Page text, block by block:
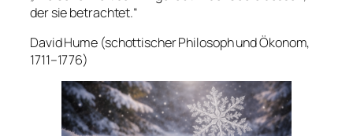
der sie betrachtet.“
David Hume (schottischer Philosoph und Ökonom,
1711–1776)